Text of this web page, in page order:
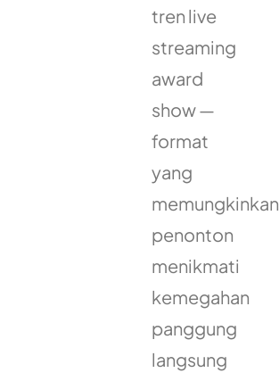
tren live
streaming
award
show —
format
yang
memungkinkan
penonton
menikmati
kemegahan
panggung
langsung